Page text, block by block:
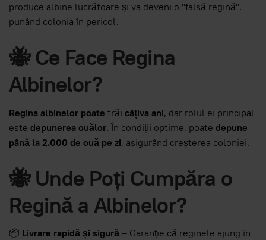
produce albine lucrătoare și va deveni o "falsă regină",
punând colonia în pericol.
🐝 Ce Face Regina
Albinelor?
Regina albinelor poate trăi câțiva ani, dar rolul ei principal
este depunerea ouălor. În condiții optime, poate depune
până la 2.000 de ouă pe zi, asigurând creșterea coloniei.
🐝 Unde Poți Cumpăra o
Regină a Albinelor?
📦 Livrare rapidă și sigură – Garanție că reginele ajung în